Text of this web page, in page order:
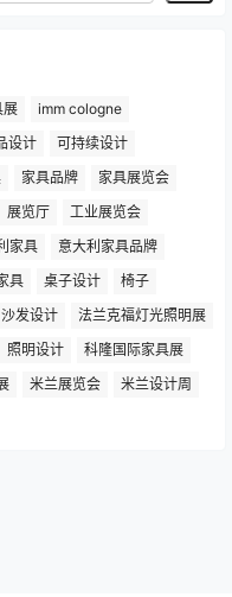
展
imm cologne
设计
可持续设计
家具品牌
家具展览会
展览厅
工业展览会
家具
意大利家具品牌
具 桌子设计
椅子
沙发设计
法兰克福灯光照明展
照明设计
科隆国际家具展
米兰展览会
米兰设计周